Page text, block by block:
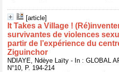
[article]
It Takes a Village !
survivantes de violences
partir de l’expérience du
Ziguinchor
NDIAYE, Ndèye Laïty - In : GLOBAL
N°10, P. 194-214